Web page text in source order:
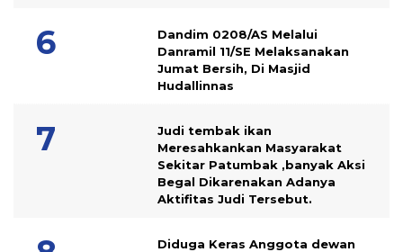
Dandim 0208/AS Melalui
Danramil 11/SE Melaksanakan
Jumat Bersih, Di Masjid
Hudallinnas
Judi tembak ikan
Meresahkankan Masyarakat
Sekitar Patumbak ,banyak Aksi
Begal Dikarenakan Adanya
Aktifitas Judi Tersebut.
Diduga Keras Anggota dewan